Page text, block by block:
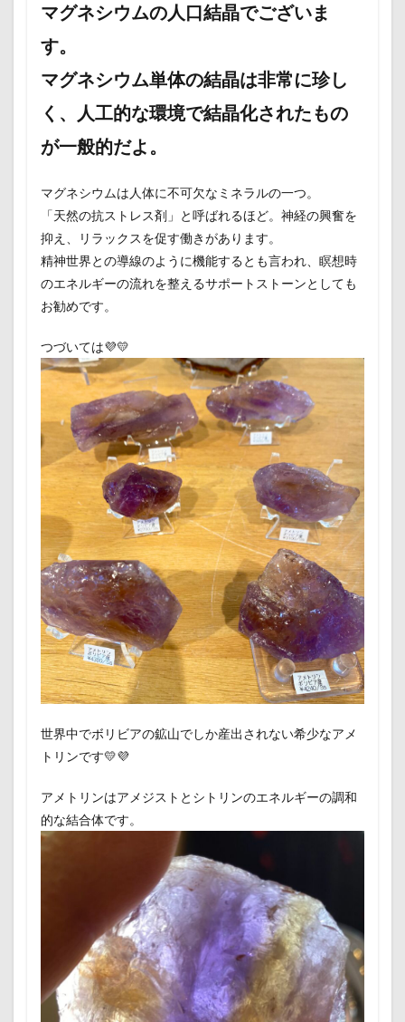
マグネシウムの人口結晶でございま
す。
マグネシウム単体の結晶は非常に珍し
く、人工的な環境で結晶化されたもの
が一般的だよ。
マグネシウムは人体に不可欠なミネラルの一つ。
「天然の抗ストレス剤」と呼ばれるほど。神経の興奮を
抑え、リラックスを促す働きがあります。
精神世界との導線のように機能するとも言われ、瞑想時
のエネルギーの流れを整えるサポートストーンとしても
お勧めです。
つづいては💜💛
世界中でボリビアの鉱山でしか産出されない希少なアメ
トリンです💛💜
アメトリンはアメジストとシトリンのエネルギーの調和
的な結合体です。